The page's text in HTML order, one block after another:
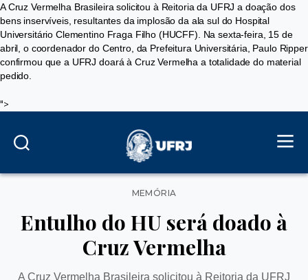
A Cruz Vermelha Brasileira solicitou à Reitoria da UFRJ a doação dos
bens inservíveis, resultantes da implosão da ala sul do Hospital
Universitário Clementino Fraga Filho (HUCFF). Na sexta-feira, 15 de
abril, o coordenador do Centro, da Prefeitura Universitária, Paulo Ripper
confirmou que a UFRJ doará à Cruz Vermelha a totalidade do material
pedido.
">
Categorias
MEMÓRIA
Entulho do HU será doado à
Cruz Vermelha
A Cruz Vermelha Brasileira solicitou à Reitoria da UFRJ